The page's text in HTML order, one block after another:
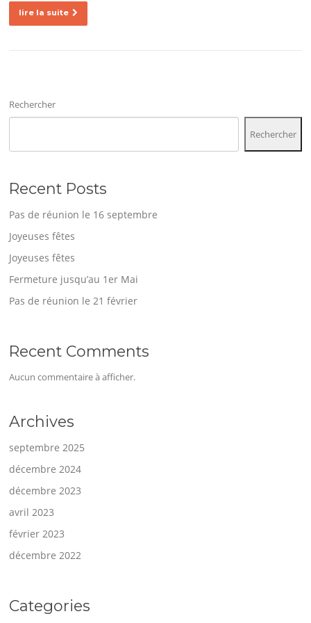
lire la suite
Rechercher
Rechercher
Recent Posts
Pas de réunion le 16 septembre
Joyeuses fêtes
Joyeuses fêtes
Fermeture jusqu’au 1er Mai
Pas de réunion le 21 février
Recent Comments
Aucun commentaire à afficher.
Archives
septembre 2025
décembre 2024
décembre 2023
avril 2023
février 2023
décembre 2022
Categories